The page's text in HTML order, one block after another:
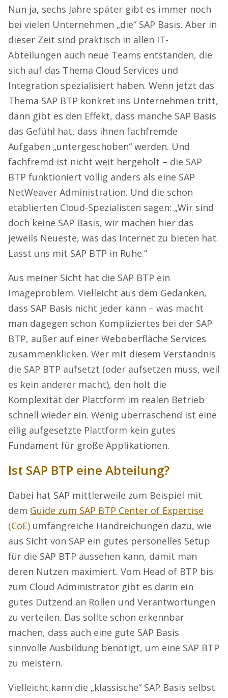
Nun ja, sechs Jahre später gibt es immer noch
bei vielen Unternehmen „die“ SAP Basis. Aber in
dieser Zeit sind praktisch in allen IT-
Abteilungen auch neue Teams entstanden, die
sich auf das Thema Cloud Services und
Integration spezialisiert haben. Wenn jetzt das
Thema SAP BTP konkret ins Unternehmen tritt,
dann gibt es den Effekt, dass manche SAP Basis
das Gefühl hat, dass ihnen fachfremde
Aufgaben „untergeschoben“ werden. Und
fachfremd ist nicht weit hergeholt – die SAP
BTP funktioniert völlig anders als eine SAP
NetWeaver Administration. Und die schon
etablierten Cloud-Spezialisten sagen: „Wir sind
doch keine SAP Basis, wir machen hier das
jeweils Neueste, was das Internet zu bieten hat.
Lasst uns mit SAP BTP in Ruhe.“
Aus meiner Sicht hat die SAP BTP ein
Imageproblem. Vielleicht aus dem Gedanken,
dass SAP Basis nicht jeder kann – was macht
man dagegen schon Kompliziertes bei der SAP
BTP, außer auf einer Weboberfläche Services
zusammenklicken. Wer mit diesem Verständnis
die SAP BTP aufsetzt (oder aufsetzen muss, weil
es kein anderer macht), den holt die
Komplexität der Plattform im realen Betrieb
schnell wieder ein. Wenig überraschend ist eine
eilig aufgesetzte Plattform kein gutes
Fundament für große Applikationen.
Ist SAP BTP eine Abteilung?
Dabei hat SAP mittlerweile zum Beispiel mit
dem Guide zum SAP BTP Center of Expertise
(CoE) umfangreiche Handreichungen dazu, wie
aus Sicht von SAP ein gutes personelles Setup
für die SAP BTP aussehen kann, damit man
deren Nutzen maximiert. Vom Head of BTP bis
zum Cloud Administrator gibt es darin ein
gutes Dutzend an Rollen und Verantwortungen
zu verteilen. Das sollte schon erkennbar
machen, dass auch eine gute SAP Basis
sinnvolle Ausbildung benötigt, um eine SAP BTP
zu meistern.
Vielleicht kann die „klassische“ SAP Basis selbst